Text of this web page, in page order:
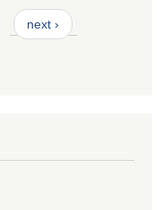
next ›